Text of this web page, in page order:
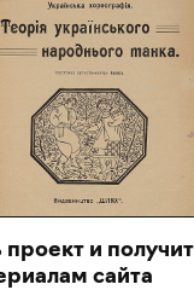
и
сайта